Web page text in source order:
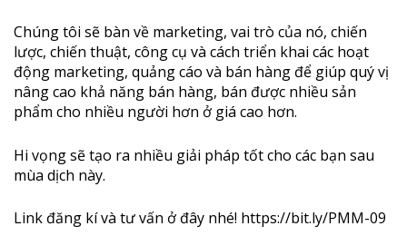
Chúng tôi sẽ bàn về marketing, vai trò của nó, chiến
lược, chiến thuật, công cụ và cách triển khai các hoạt
động marketing, quảng cáo và bán hàng để giúp quý vị
nâng cao khả năng bán hàng, bán được nhiều sản
phẩm cho nhiều người hơn ở giá cao hơn.
Hi vọng sẽ tạo ra nhiều giải pháp tốt cho các bạn sau
mùa dịch này.
Link đăng kí và tư vấn ở đây nhé! https://bit.ly/PMM-09